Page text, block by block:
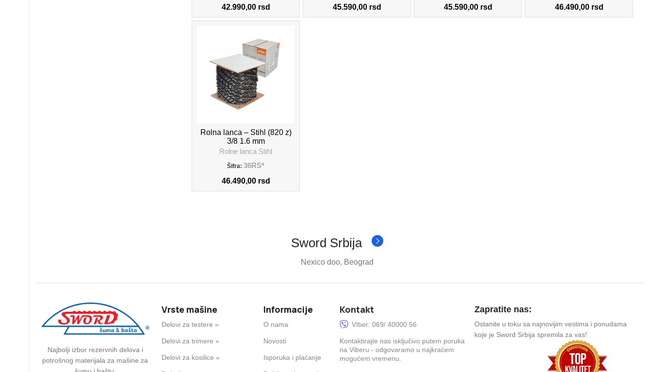
42.990,00 rsd
45.590,00 rsd
45.590,00 rsd
46.490,00 rsd
DODAJ U KORPU
Rolna lanca – Stihl (820 z)
3/8 1.6 mm
Rolne lanca Stihl
Šifra: 36RS*
46.490,00 rsd
Sword Srbija
Nexico doo, Beograd
Najbolji izbor rezervnih delova i
potrošnog materijala za mašine za
Vrste mašine
Delovi za testere »
Delovi za trimere »
Delovi za kosilice »
Informacije
O nama
Novosti
Isporuka i plaćanje
Kontakt
VIber: 069/ 40000 56
Kontaktirajte nas isključivo putem poruka
na Viberu - odgovaramo u najkraćem
mogućem vremenu.
Zapratite nas:
Ostanite u toku sa najnovijim vestima i ponudama
koje je Sword Srbija spremila za vas!